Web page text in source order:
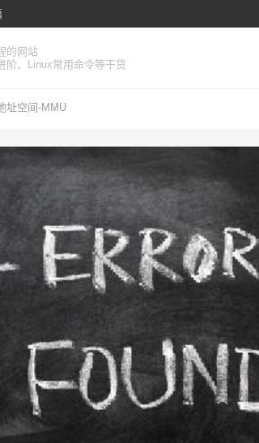
的网站
阶、Linux常用命令等干货
址空间-MMU